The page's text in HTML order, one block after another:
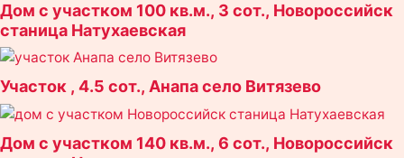
Дом с участком 100 кв.м., 3 сот., Новороссийск
станица Натухаевская
Участок , 4.5 сот., Анапа село Витязево
Дом с участком 140 кв.м., 6 сот., Новороссийск